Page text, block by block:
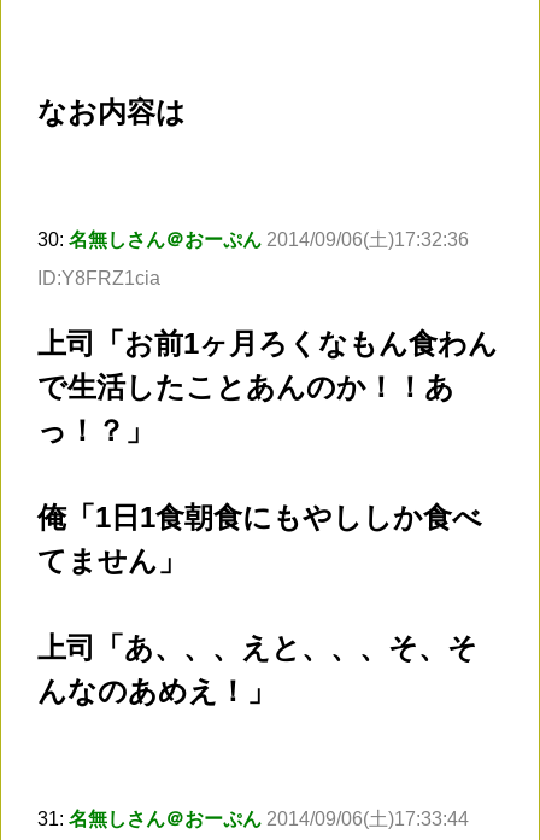
なお内容は
30: 名無しさん＠おーぷん 2014/09/06(土)17:32:36
ID:Y8FRZ1cia
上司「お前1ヶ月ろくなもん食わん
で生活したことあんのか！！あ
っ！？」
俺「1日1食朝食にもやししか食べ
てません」
上司「あ、、、えと、、、そ、そ
んなのあめえ！」
31: 名無しさん＠おーぷん 2014/09/06(土)17:33:44